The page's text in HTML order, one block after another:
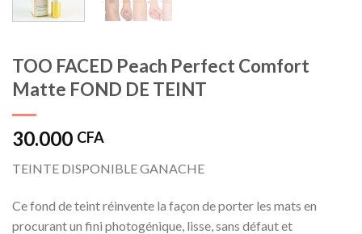
TOO FACED Peach Perfect Comfort
Matte FOND DE TEINT
30.000 CFA
TEINTE DISPONIBLE GANACHE
Ce fond de teint réinvente la façon de porter les mats en
procurant un fini photogénique, lisse, sans défaut et